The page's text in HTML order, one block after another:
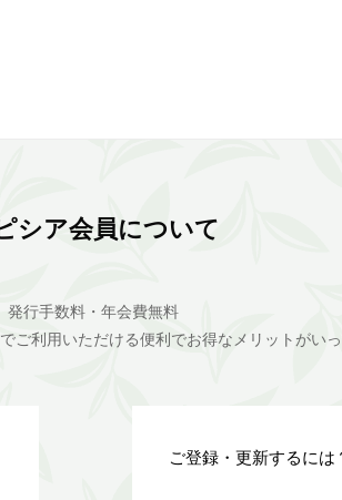
シア会員について
発行手数料・年会費無料
ご利用いただける便利でお得なメリットがい
ご登録・更新するには